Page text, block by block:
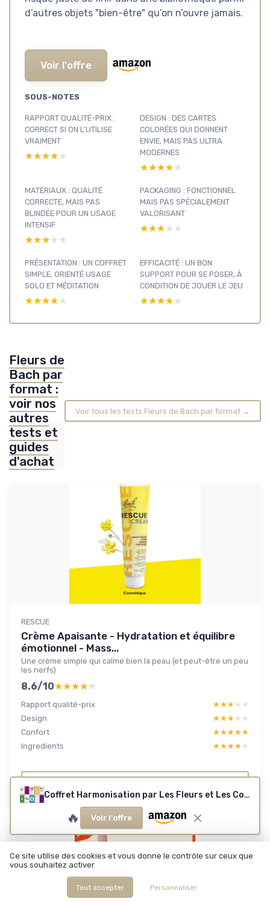
d’autres objets "bien-être" qu’on n’ouvre jamais.
Voir l'offre
SOUS-NOTES
RAPPORT QUALITÉ-PRIX :
CORRECT SI ON L’UTILISE
VRAIMENT
★★★★★
★★★★★
DESIGN : DES CARTES
COLORÉES QUI DONNENT
ENVIE, MAIS PAS ULTRA
MODERNES
★★★★★
★★★★★
MATÉRIAUX : QUALITÉ
CORRECTE, MAIS PAS
BLINDÉE POUR UN USAGE
INTENSIF
★★★★★
★★★★★
PACKAGING : FONCTIONNEL
MAIS PAS SPÉCIALEMENT
VALORISANT
★★★★★
★★★★★
PRÉSENTATION : UN COFFRET
SIMPLE, ORIENTÉ USAGE
SOLO ET MÉDITATION
★★★★★
★★★★★
EFFICACITÉ : UN BON
SUPPORT POUR SE POSER, À
CONDITION DE JOUER LE JEU
★★★★★
★★★★★
Fleurs de
Bach par
format :
voir nos
autres
tests et
guides
d'achat
Voir tous les tests Fleurs de Bach par format →
RESCUE
Crème Apaisante - Hydratation et équilibre
émotionnel - Mass...
Une crème simple qui calme bien la peau (et peut-être un peu
les nerfs)
8.6/10★★★★★
★★★★★
Rapport qualité-prix ★★★★★
★★★★★
Design
★★★★★
★★★★★
Confort
★★★★★
★★★★★
Ingredients
★★★★★
★★★★★
Coffret Harmonisation par Les Fleurs et Les Couleurs - 77 Cartes et Manuel - Comment se soigner par Les Fleurs
🔥 Voir l'offre
Ce site utilise des cookies et vous donne le contrôle sur ceux que
vous souhaitez activer
Tout accepter Personnaliser